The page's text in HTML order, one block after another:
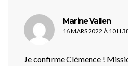
Marine Vallendit :
16 MARS 2022 À 10 H
Je confirme Clémence !